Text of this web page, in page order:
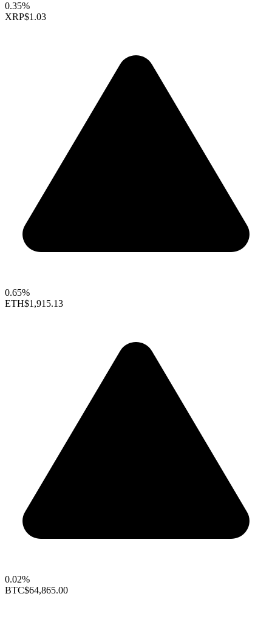
0.35%
XRP$1.03
0.65%
ETH$1,915.13
0.02%
BTC$64,865.00